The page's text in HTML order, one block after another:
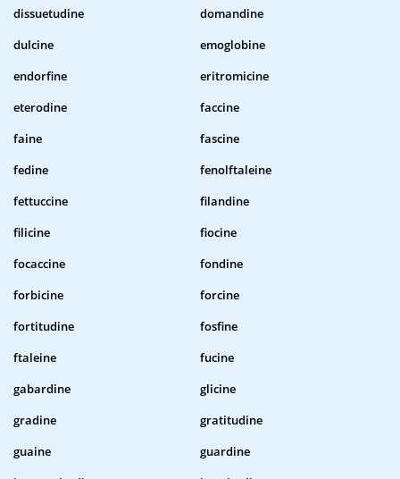
dissuetudine
domandine
dulcine
emoglobine
endorfine
eritromicine
eterodine
faccine
faine
fascine
fedine
fenolftaleine
fettuccine
filandine
filicine
fiocine
focaccine
fondine
forbicine
forcine
fortitudine
fosfine
ftaleine
fucine
gabardine
glicine
gradine
gratitudine
guaine
guardine